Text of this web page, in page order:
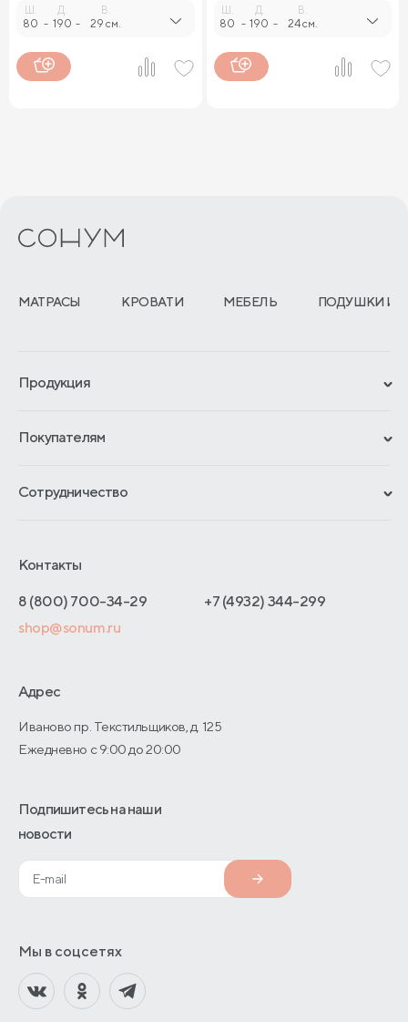
80 -
Д.
190 -
В.
29 см. 80 -
Д.
190 -
В.
24 см.
МАТРАСЫ КРОВАТИ МЕБЕЛЬ ПОДУШКИ И
Продукция
Гарантии
Отзывы покупателей
Покупателям
Обмен и возврат
Адреса магазинов
Договор-оферты
Сотрудничество
Отельерам
Оптовые продажи
О производстве
Контакты
8 (800) 700-34-29
+7 (4932) 344-299
shop@sonum.ru
Адрес
Иваново пр. Текстильщиков, д. 125
Ежедневно с 9:00 до 20:00
Подпишитесь на наши
новости
Мы в соцсетях